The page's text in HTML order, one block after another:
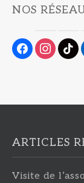
NOS
facebookinstagram
tiktok
ARTICLES
Visite de